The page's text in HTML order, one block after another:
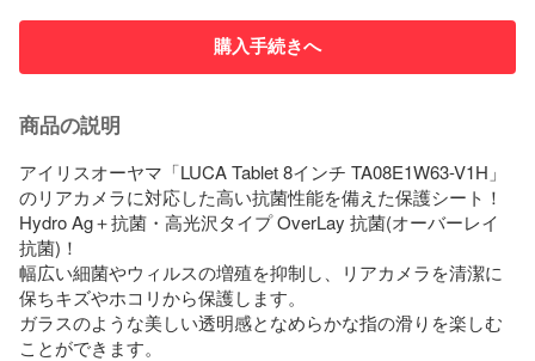
購入手続きへ
商品の説明
アイリスオーヤマ「LUCA Tablet 8インチ TA08E1W63-V1H」
のリアカメラに対応した高い抗菌性能を備えた保護シート！
Hydro Ag＋抗菌・高光沢タイプ OverLay 抗菌(オーバーレイ
抗菌)！
幅広い細菌やウィルスの増殖を抑制し、リアカメラを清潔に
保ちキズやホコリから保護します。
ガラスのような美しい透明感となめらかな指の滑りを楽しむ
ことができます。